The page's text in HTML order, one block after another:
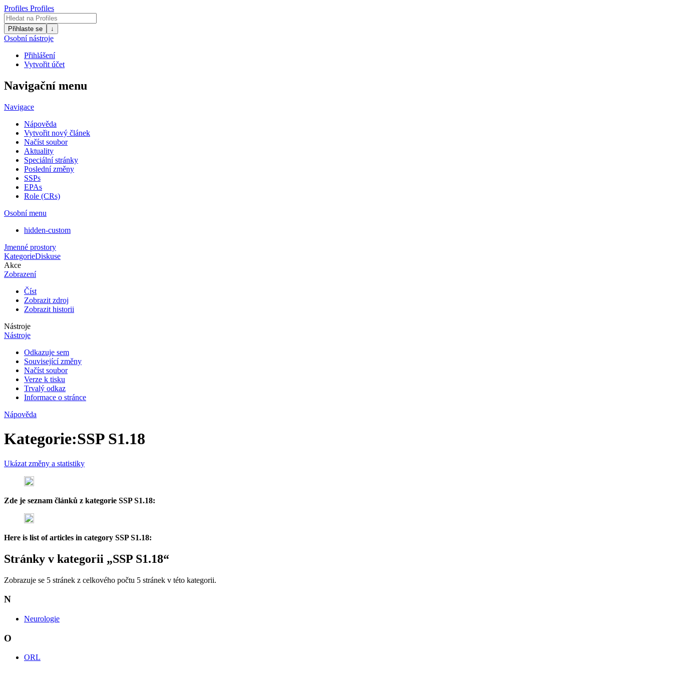
Profiles Profiles
Přihlaste se ↓
Osobní nástroje
Přihlášení
Vytvořit účet
Navigační menu
Navigace
Nápověda
Vytvořit nový článek
Načíst soubor
Aktuality
Speciální stránky
Poslední změny
SSPs
EPAs
Role (CRs)
Osobní menu
hidden-custom
Jmenné prostory
KategorieDiskuse
Akce
Zobrazení
Číst
Zobrazit zdroj
Zobrazit historii
Nástroje
Nástroje
Odkazuje sem
Související změny
Načíst soubor
Verze k tisku
Trvalý odkaz
Informace o stránce
Nápověda
Kategorie:SSP S1.18
Ukázat změny a statistiky
Zde je seznam článků z kategorie SSP S1.18:
Here is list of articles in category SSP S1.18:
Stránky v kategorii „SSP S1.18“
Zobrazuje se 5 stránek z celkového počtu 5 stránek v této kategorii.
N
Neurologie
O
ORL